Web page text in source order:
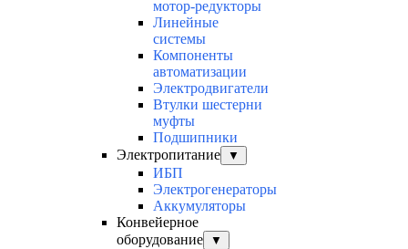
мотор-редукторы
Линейные
системы
Компоненты
автоматизации
Электродвигатели
Втулки шестерни
муфты
Подшипники
Электропитание
▼
ИБП
Электрогенераторы
Аккумуляторы
Конвейерное
оборудование
▼